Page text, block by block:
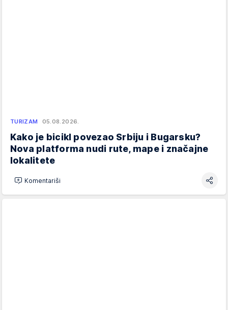
TURIZAM 05.08.2026.
Kako je bicikl povezao Srbiju i Bugarsku?
Nova platforma nudi rute, mape i značajne
lokalitete
Komentariši